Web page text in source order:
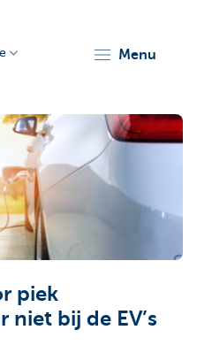
menu
piek
niet bij de EV’s